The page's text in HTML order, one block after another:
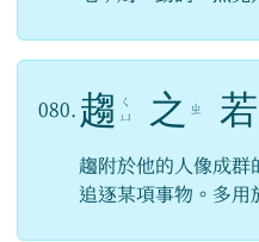
080. 趨
ㄑ
ㄩ
之 ㄓ 若
趨附於他的人像成群
追逐某項事物。多用